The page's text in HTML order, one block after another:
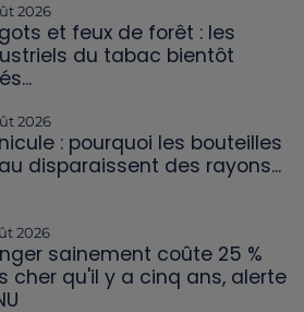
2026
et feux de forêt : les
du tabac bientôt
2026
: pourquoi les bouteilles
disparaissent des rayons...
2026
sainement coûte 25 %
cher qu'il y a cinq ans, alerte